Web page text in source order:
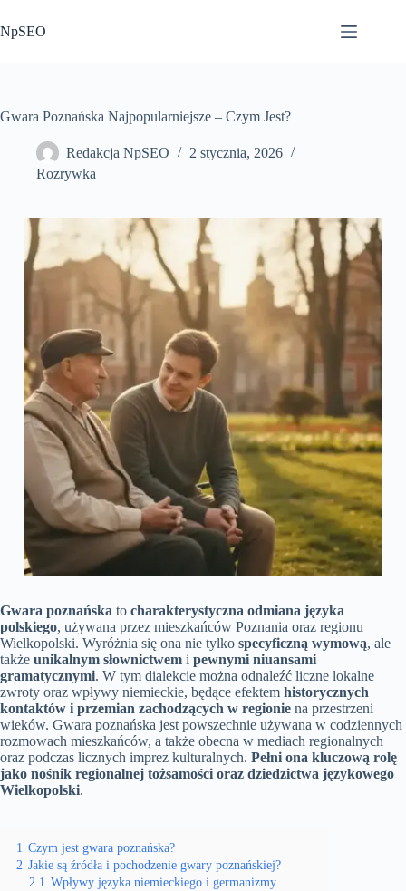
do
treści
NpSEO
Gwara Poznańska Najpopularniejsze – Czym Jest?
Redakcja NpSEO
2 stycznia, 2026
Rozrywka
Gwara poznańska to charakterystyczna odmiana języka
polskiego, używana przez mieszkańców Poznania oraz regionu
Wielkopolski. Wyróżnia się ona nie tylko specyficzną wymową, ale
także unikalnym słownictwem i pewnymi niuansami
gramatycznymi. W tym dialekcie można odnaleźć liczne lokalne
zwroty oraz wpływy niemieckie, będące efektem historycznych
kontaktów i przemian zachodzących w regionie na przestrzeni
wieków. Gwara poznańska jest powszechnie używana w codziennych
rozmowach mieszkańców, a także obecna w mediach regionalnych
oraz podczas licznych imprez kulturalnych. Pełni ona kluczową rolę
jako nośnik regionalnej tożsamości oraz dziedzictwa językowego
Wielkopolski.
1 Czym jest gwara poznańska?
2 Jakie są źródła i pochodzenie gwary poznańskiej?
2.1 Wpływy języka niemieckiego i germanizmy